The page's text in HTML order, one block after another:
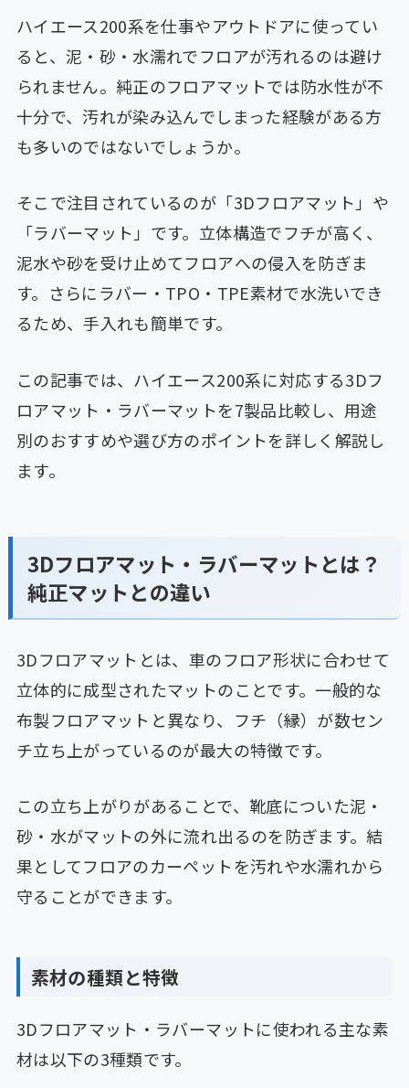
ハイエース200系を仕事やアウトドアに使ってい
ると、泥・砂・水濡れでフロアが汚れるのは避け
られません。純正のフロアマットでは防水性が不
十分で、汚れが染み込んでしまった経験がある方
も多いのではないでしょうか。
そこで注目されているのが「3Dフロアマット」や
「ラバーマット」です。立体構造でフチが高く、
泥水や砂を受け止めてフロアへの侵入を防ぎま
す。さらにラバー・TPO・TPE素材で水洗いでき
るため、手入れも簡単です。
この記事では、ハイエース200系に対応する3Dフ
ロアマット・ラバーマットを7製品比較し、用途
別のおすすめや選び方のポイントを詳しく解説し
ます。
3Dフロアマット・ラバーマットとは？
純正マットとの違い
3Dフロアマットとは、車のフロア形状に合わせて
立体的に成型されたマットのことです。一般的な
布製フロアマットと異なり、フチ（縁）が数セン
チ立ち上がっているのが最大の特徴です。
この立ち上がりがあることで、靴底についた泥・
砂・水がマットの外に流れ出るのを防ぎます。結
果としてフロアのカーペットを汚れや水濡れから
守ることができます。
素材の種類と特徴
3Dフロアマット・ラバーマットに使われる主な素
材は以下の3種類です。